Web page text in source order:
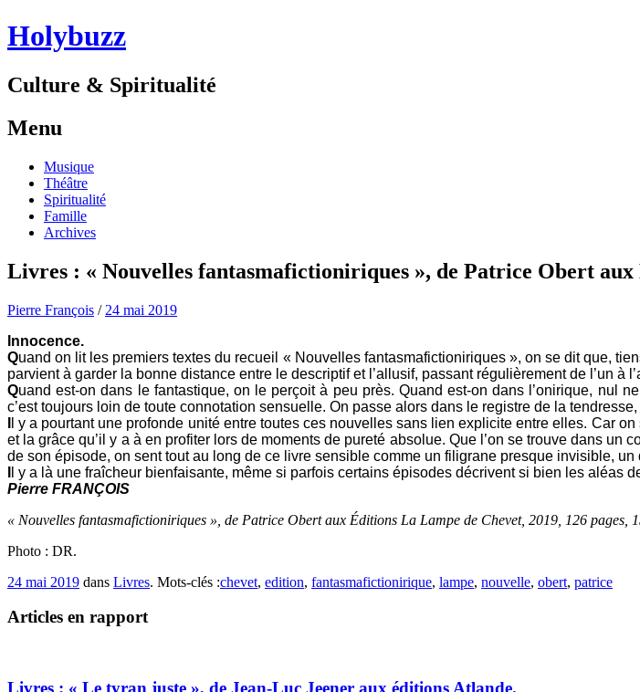
Holybuzz
Culture & Spiritualité
Menu
Aller
contenu
Musique
Théâtre
Spiritualité
Famille
Archives
Livres : « Nouvelles fantasmafictioniriques », de Patrice Obert
Pierre François / 24 mai 2019
Innocence.
Quand on lit les premiers textes du recueil « Nouvelles fantasmafictioniriques », on se dit que,
parvient à garder la bonne distance entre le descriptif et l’allusif, passant régulièrement de l’un à
Quand est-on dans le fantastique, on le perçoit à peu près. Quand est-on dans l’onirique, nul
c’est toujours loin de toute connotation sensuelle. On passe alors dans le registre de la
l y a pourtant une profonde unité entre toutes ces nouvelles sans lien explicite entre elles. Car
et la grâce qu’il y a à en profiter lors de moments de pureté absolue. Que l’on se trouve dans
de son épisode, on sent tout au long de ce livre sensible comme un filigrane presque invisible,
l y a là une fraîcheur bienfaisante, même si parfois certains épisodes décrivent si bien les aléas
Pierre FRANÇOIS
« Nouvelles fantasmafictioniriques », de Patrice Obert aux Éditions La Lampe de Chevet, 2019, 126 pages,
Photo : DR.
24 mai 2019 dans Livres. Mots-clés :chevet, edition, fantasmafictionirique, lampe, nouvelle, obert, patrice
Articles en rapport
Livres : « Le tyran juste », de Jean-Luc Jeener aux éditions Atlande.